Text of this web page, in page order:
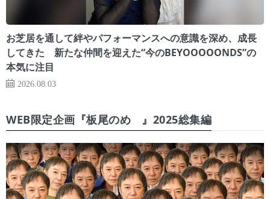
お芝居を通して絆やパフォーマンスへの意識を深め、成長
してきた 新たな仲間を迎えた“今のBEYOOOOONDS”の
本気に注目
2026.08.03
WEB限定企画『板尾のめ゙』2025総集編